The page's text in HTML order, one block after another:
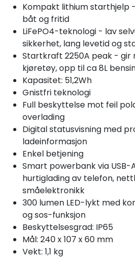
Kompakt lithium starthjelp
båt og fritid
LiFePO4-teknologi - lav
sikkerhet, lang levetid og
Startkraft 2250A peak - gir
kjøretøy, opp til ca 8L
Kapasitet: 51,2Wh
Gnistfri teknologi
Full beskyttelse mot feil
overlading
Digital statusvisning med
ladeinformasjon
Enkel betjening
Smart powerbank via
hurtiglading av telefon,
småelektronikk
300 lumen LED-lykt med
og sos-funksjon
Beskyttelsesgrad: IP65
Mål: 240 x 107 x 60 mm
Vekt: 1,1 kg